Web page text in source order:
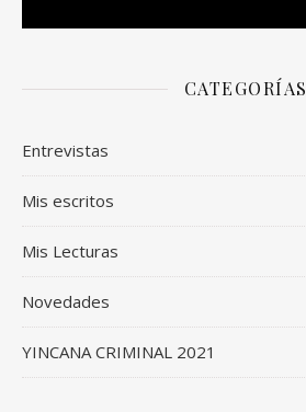
CATEGORÍAS
Entrevistas
Mis escritos
Mis Lecturas
Novedades
YINCANA CRIMINAL 2021